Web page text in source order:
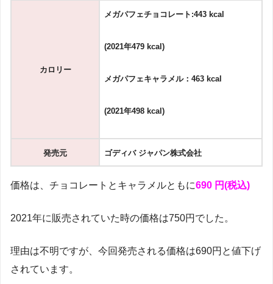
カロリー
メガパフェチョコレート:443 kcal
(2021年479 kcal)
メガパフェキャラメル：463 kcal
(2021年498 kcal)
発売元 ゴディバ ジャパン株式会社
価格は、チョコレートとキャラメルともに690 円(税込)
2021年に販売されていた時の価格は750円でした。
理由は不明ですが、今回発売される価格は690円と値下げ
されています。